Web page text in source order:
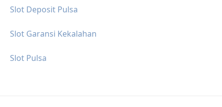
Slot Deposit Pulsa
Slot Garansi Kekalahan
Slot Pulsa